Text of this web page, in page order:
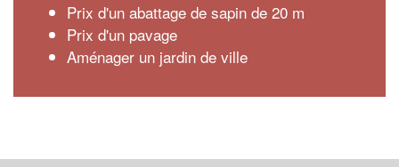
Prix d'un abattage de sapin de 20 m
Prix d'un pavage
Aménager un jardin de ville